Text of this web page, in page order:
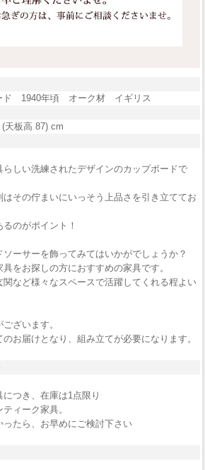
ド 1940年頃 オーク材 イギリス
天板高 87) cm
しい洗練されたデザインのカップボードで
その佇まいにいっそう上品さを引き立ててお
のがポイント！
ーサーを飾ってみてはいかがでしょうか？
をお探しの方におすすめの家具です。
など様々なスペースで活躍してくれる程よい
ざいます。
お届けとなり、組み立てが必要になります。
につき、在庫は1点限り
ィーク家具。
たら、お早めにご検討下さい